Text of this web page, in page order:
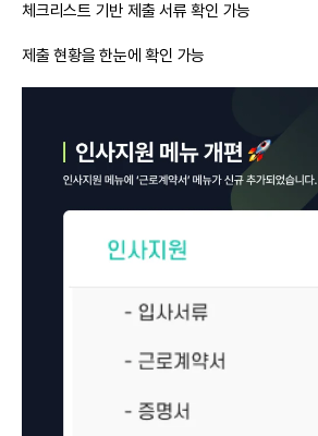
체크리스트 기반 제출 서류 확인 가능
제출 현황을 한눈에 확인 가능